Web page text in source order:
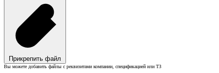
Прикрепить файл
Вы можете добавить файлы с реквизитами компании, спецификацией или ТЗ